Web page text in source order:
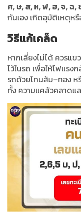
ศ, ษ, ส, ห, ฬ, ฮ, จ, ฉ
กันเอง เกิดอุบัติเหตุห
วิธีแก้เคล็ด
หากเลี่ยงไม่ได้ ควร
ไว้ในรถ เพื่อให้ไฟแร
รถด้วยโทนส้ม–ทอง
ทั้ง ความแคล้วคลาดแ